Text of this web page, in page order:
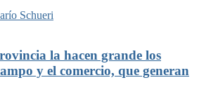
Schueri
la hacen grande los
y el comercio, que generan